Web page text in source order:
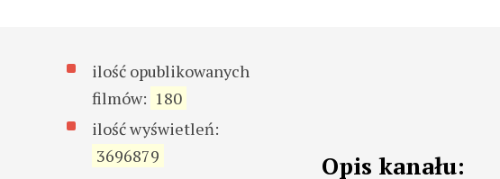
ilość opublikowanych
filmów: 180
ilość wyświetleń:
3696879
Opis kanału: